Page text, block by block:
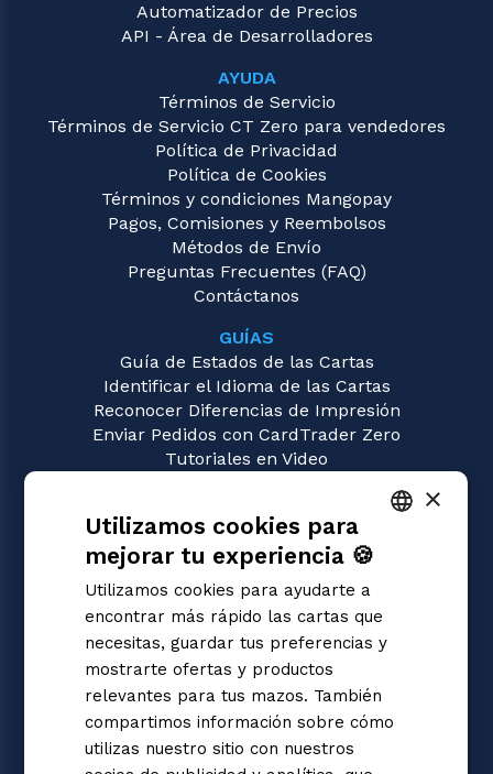
Automatizador de Precios
API - Área de Desarrolladores
AYUDA
Términos de Servicio
Términos de Servicio CT Zero para vendedores
Política de Privacidad
Política de Cookies
Términos y condiciones Mangopay
Pagos, Comisiones y Reembolsos
Métodos de Envío
Preguntas Frecuentes (FAQ)
Contáctanos
GUÍAS
Guía de Estados de las Cartas
Identificar el Idioma de las Cartas
Reconocer Diferencias de Impresión
Enviar Pedidos con CardTrader Zero
Tutoriales en Video
Union Arena
Magic: the Gathering
Pokémon
Yu-Gi-Oh!
Flesh and Blood
Digimon
One Piece
Dragon Ball Super
Cardfight!! Vanguard
Disney Lorcana
Star Wars Unlimited
ITALIAN
×
Utilizamos cookies para
mejorar tu experiencia 🍪
Utilizamos cookies para ayudarte a
encontrar más rápido las cartas que
necesitas, guardar tus preferencias y
mostrarte ofertas y productos
relevantes para tus mazos. También
compartimos información sobre cómo
utilizas nuestro sitio con nuestros